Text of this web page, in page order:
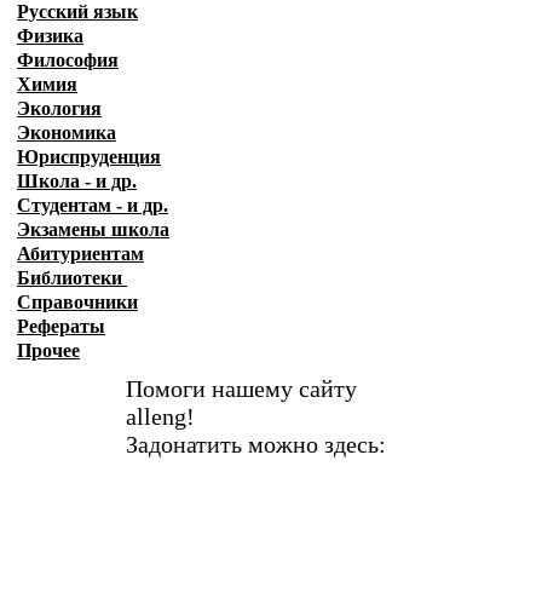
Русский язык
Физика
Философия
Химия
Экология
Экономика
Юриспруденция
Школа - и др.
Студентам - и др.
Экзамены школа
Абитуриентам
Библиотеки
Справочники
Рефераты
Прочее
Помоги нашему сайту
alleng!
Задонатить можно здесь: